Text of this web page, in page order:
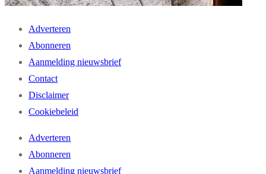
Adverteren
Abonneren
Aanmelding nieuwsbrief
Contact
Disclaimer
Cookiebeleid
Adverteren
Abonneren
Aanmelding nieuwsbrief